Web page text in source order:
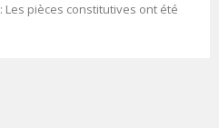
: Les pièces constitutives ont été